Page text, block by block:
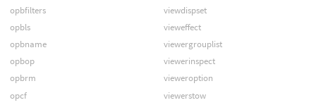
opbfilters
opbls
opbname
opbop
opbrm
opcf
viewdispset
vieweffect
viewergrouplist
viewerinspect
vieweroption
viewerstow